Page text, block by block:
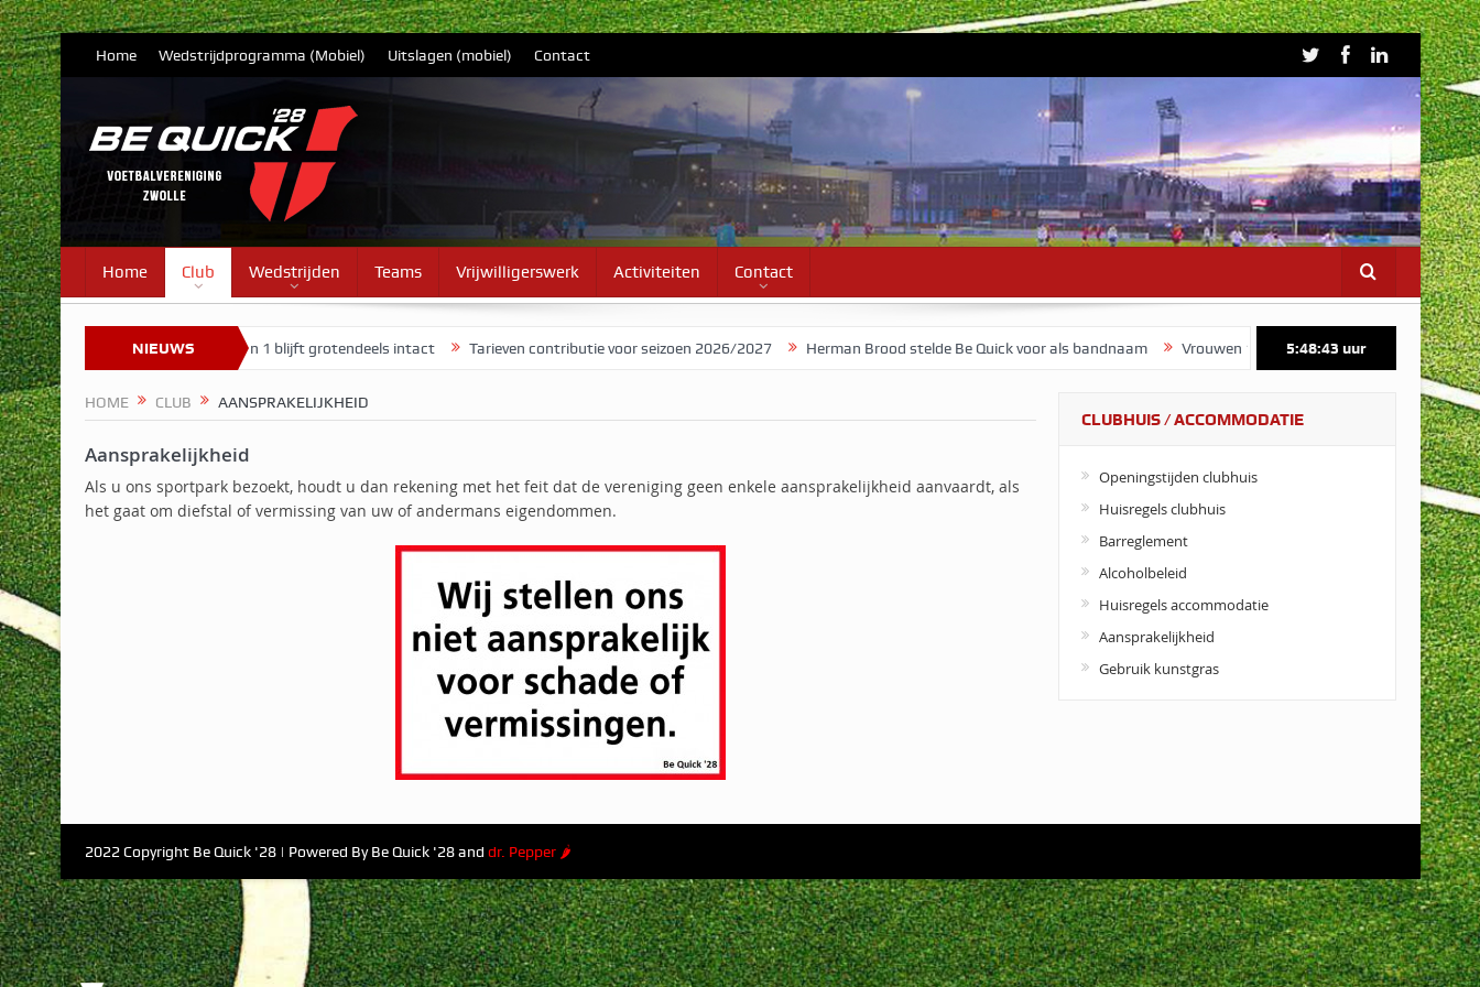
Home Wedstrijdprogramma (Mobiel) Uitslagen (mobiel) Contact
Home Club Wedstrijden Teams Vrijwilligerswerk Activiteiten Contact
NIEUWS
7 Selectie Vrouwen 1 blijft grotendeels intact Tarieven contributie voor seizoen 2026/2027 Herman Brood stelde Be Quick voor als bandnaam Vrouwen 1 start voorbereiding op maandag 3
5:48:43 uur
HOME CLUB AANSPRAKELIJKHEID
Aansprakelijkheid
Als u ons sportpark bezoekt, houdt u dan rekening met het feit dat de vereniging geen enkele aansprakelijkheid aanvaardt, als
het gaat om diefstal of vermissing van uw of andermans eigendommen.
CLUBHUIS / ACCOMMODATIE
Openingstijden clubhuis
Huisregels clubhuis
Barreglement
Alcoholbeleid
Huisregels accommodatie
Aansprakelijkheid
Gebruik kunstgras
2022 Copyright Be Quick '28 | Powered By Be Quick '28 and dr. Pepper 🌶
Home Privacyverklaring Disclaimer Fout gevonden ? Lidmaatschap Vrijwilligerswerk Contact